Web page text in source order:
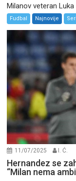
Milanov veteran
Fudbal Najnovije
11/07/2025 I. Ć.
Hernandez se
“Milan nema